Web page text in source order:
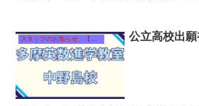
公立高校出願